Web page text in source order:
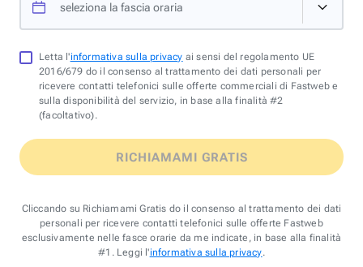
seleziona la fascia oraria
Letta l'informativa sulla privacy ai sensi del regolamento UE
2016/679 do il consenso al trattamento dei dati personali per
ricevere contatti telefonici sulle offerte commerciali di Fastweb e
sulla disponibilità del servizio, in base alla finalità #2
(facoltativo).
RICHIAMAMI GRATIS
Cliccando su Richiamami Gratis do il consenso al trattamento dei dati
personali per ricevere contatti telefonici sulle offerte Fastweb
esclusivamente nelle fasce orarie da me indicate, in base alla finalità
#1. Leggi l'informativa sulla privacy.